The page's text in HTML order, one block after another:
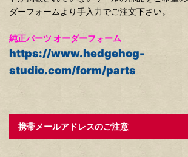
ダーフォームより手入力でご注文下さい。
純正パーツ オーダーフォーム
https://www.hedgehog-
studio.com/form/parts
携帯メールアドレスのご注意